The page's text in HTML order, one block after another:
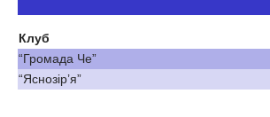
Клуб
“Громада Че”
“Яснозір’я”